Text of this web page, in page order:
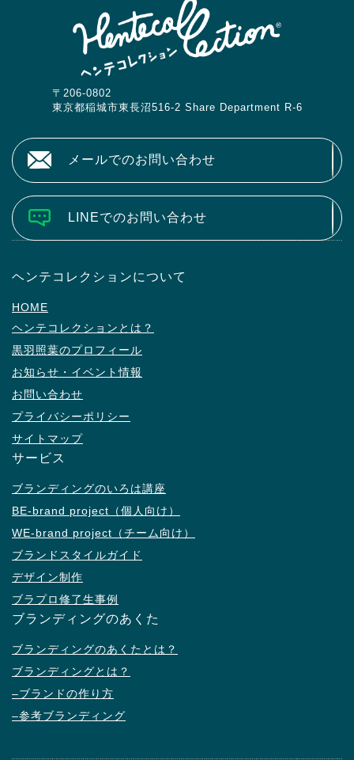
〒206-0802
東京都稲城市東長沼516-2 Share Department R-6
メールでのお問い合わせ
LINEでのお問い合わせ
ヘンテコレクションについて
HOME
ヘンテコレクションとは？
黒羽照葉のプロフィール
お知らせ・イベント情報
お問い合わせ
プライバシーポリシー
サイトマップ
サービス
ブランディングのいろは講座
BE-brand project（個人向け）
WE-brand project（チーム向け）
ブランドスタイルガイド
デザイン制作
ブラプロ修了生事例
ブランディングのあくた
ブランディングのあくたとは？
ブランディングとは？
–ブランドの作り方
–参考ブランディング